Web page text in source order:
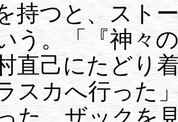
持つと、スト
う。「『神々
直己にたどり
スカへ行った